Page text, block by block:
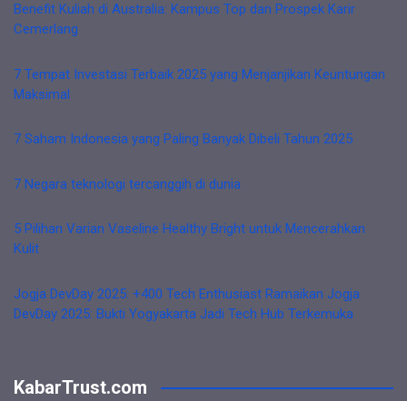
Benefit Kuliah di Australia: Kampus Top dan Prospek Karir
Cemerlang
7 Tempat Investasi Terbaik 2025 yang Menjanjikan Keuntungan
Maksimal
7 Saham Indonesia yang Paling Banyak Dibeli Tahun 2025
7 Negara teknologi tercanggih di dunia
5 Pilihan Varian Vaseline Healthy Bright untuk Mencerahkan
Kulit
Jogja DevDay 2025: +400 Tech Enthusiast Ramaikan Jogja
DevDay 2025: Bukti Yogyakarta Jadi Tech Hub Terkemuka
KabarTrust.com